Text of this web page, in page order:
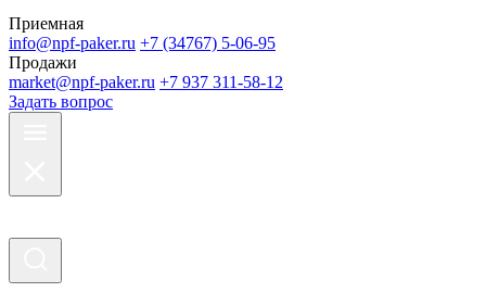
Приемная
info@npf-paker.ru +7 (34767) 5-06-95
Продажи
market@npf-paker.ru +7 937 311-58-12
Задать вопрос